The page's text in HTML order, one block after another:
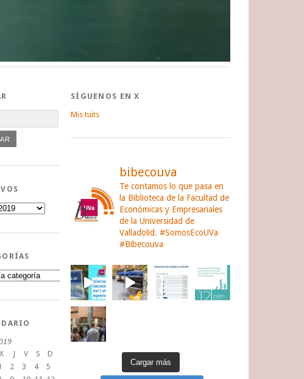
X J V S
D
2 3 4
5
SÍGUENOS EN X
Mis tuits
bibecouva
Te contamos lo que pasa en
la Biblioteca de la Facultad de
Económicas y Empresariales
de la Universidad de
Valladolid. #SomosEcoUVa
#Bibecouva
Cargar más